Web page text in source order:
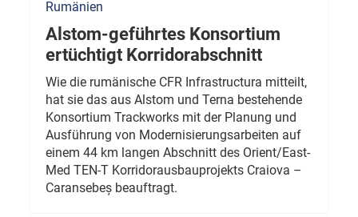
Rumänien
Alstom-geführtes Konsortium
ertüchtigt Korridorabschnitt
Wie die rumänische CFR Infrastructura mitteilt,
hat sie das aus Alstom und Terna bestehende
Konsortium Trackworks mit der Planung und
Ausführung von Modernisierungsarbeiten auf
einem 44 km langen Abschnitt des Orient/East-
Med TEN-T Korridorausbauprojekts Craiova –
Caransebeș beauftragt.